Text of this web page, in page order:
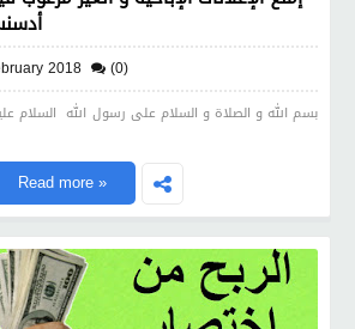
2018 (0)
بسم الله و الصلاة و السلام على رسول الله السلام
Read more »